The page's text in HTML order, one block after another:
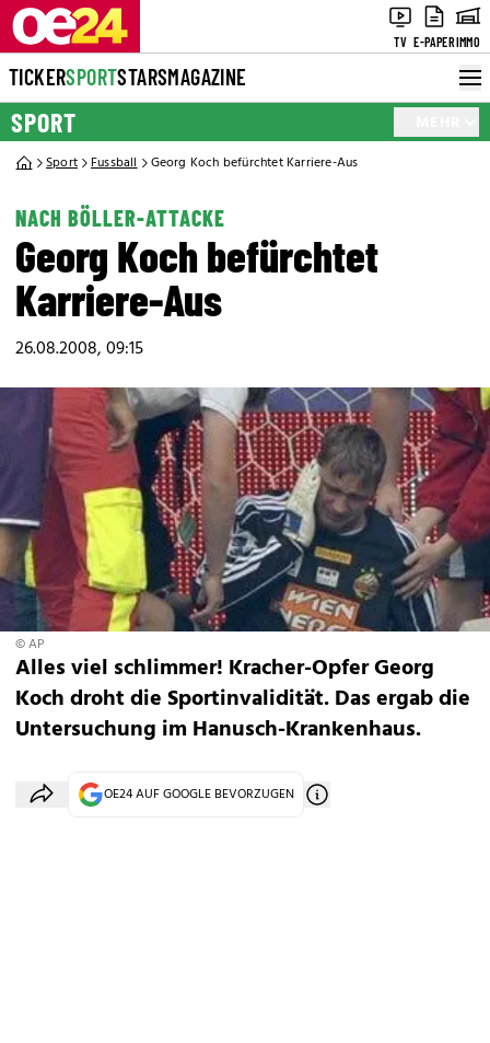
TV E-PAPERIMMO
TICKERSPORTSTARSMAGAZINE
SPORT
Sport Fussball Georg Koch befürchtet Karriere-Aus
NACH BÖLLER-ATTACKE
Georg Koch befürchtet
Karriere-Aus
26.08.2008, 09:15
© AP
Alles viel schlimmer! Kracher-Opfer Georg
Koch droht die Sportinvalidität. Das ergab die
Untersuchung im Hanusch-Krankenhaus.
OE24 AUF GOOGLE BEVORZUGEN